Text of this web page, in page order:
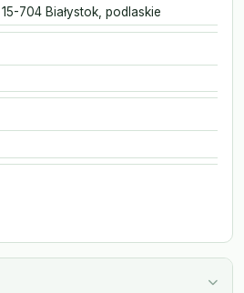
704 Białystok, podlaskie